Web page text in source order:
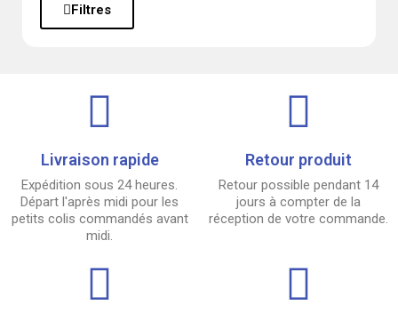
Filtres
Livraison rapide
Expédition sous 24 heures.
Départ l'après midi pour les
petits colis commandés avant
midi.
Retour produit
Retour possible pendant 14
jours à compter de la
réception de votre commande.